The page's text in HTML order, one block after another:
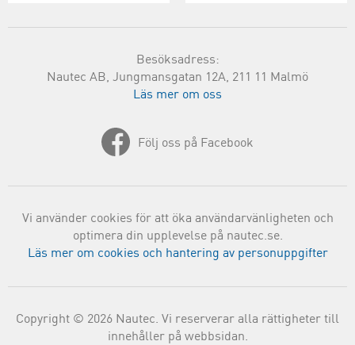
Besöksadress:
Nautec AB, Jungmansgatan 12A, 211 11 Malmö
Läs mer om oss
Följ oss på Facebook
Vi använder cookies för att öka användarvänligheten och
optimera din upplevelse på nautec.se.
Läs mer om cookies och hantering av personuppgifter
Copyright © 2026 Nautec. Vi reserverar alla rättigheter till
innehåller på webbsidan.